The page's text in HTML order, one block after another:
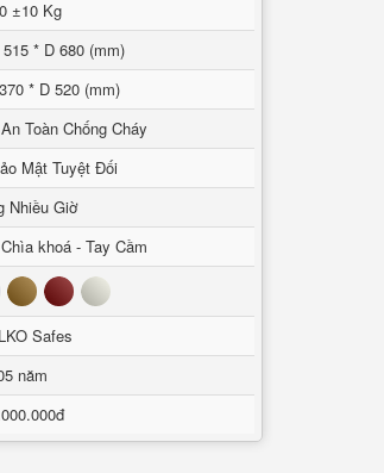
±10 Kg
* D 680 (mm)
* D 520 (mm)
Toàn Chống Cháy
Mật Tuyệt Đối
Nhiều Giờ
khoá - Tay Cầm
Nâu Đỏ Trắng
Safes
năm